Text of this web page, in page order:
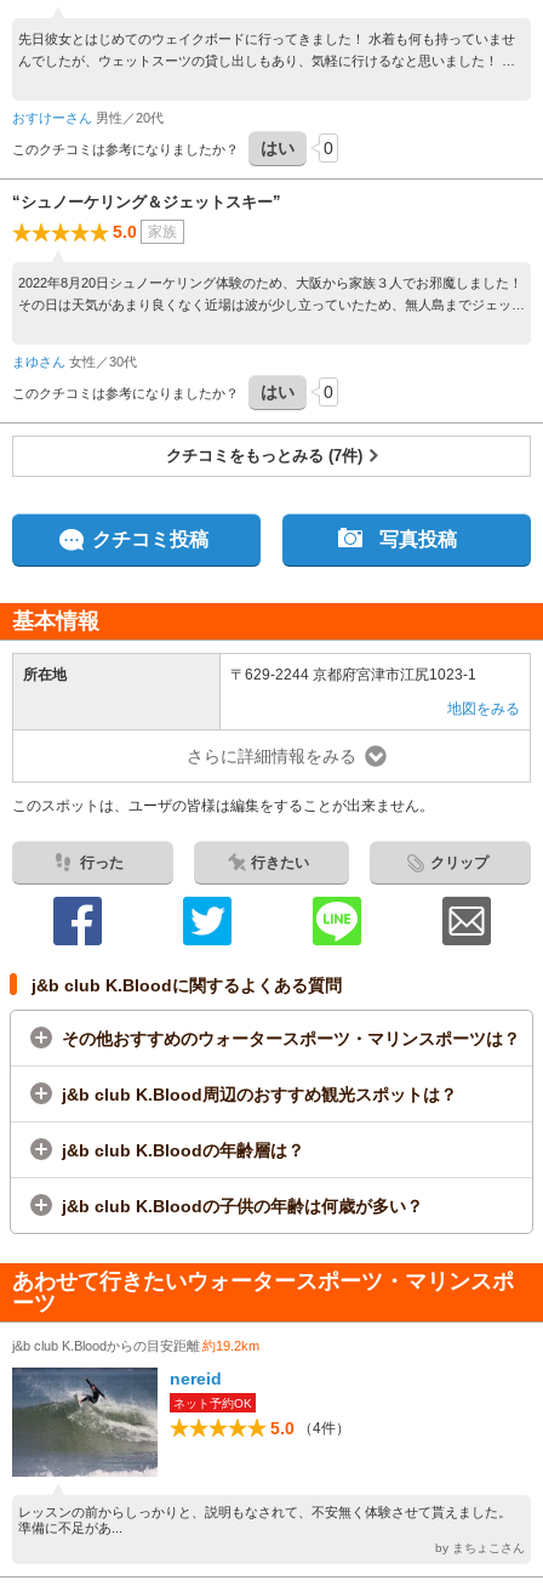
先日彼女とはじめてのウェイクボードに行ってきました！ 水着も何も持っていませ
んでしたが、ウェットスーツの貸し出しもあり、気軽に行けるなと思いました！ イ
ても楽しめましたし、良い思い出になりました^_^ また近くに行った時には、利用し
たいと思います！！
おすけーさん 男性／20代
このクチコミは参考になりましたか？ はい 0
“シュノーケリング＆ジェットスキー”
5.0 家族
2022年8月20日シュノーケリング体験のため、大阪から家族３人でお邪魔しました！
その日は天気があまり良くなく近場は波が少し立っていたため、無人島までジェット
が少し不安そうでしたが、丁寧に息の仕方や泳ぎ方等を教えていただき、やってみる
と全く問題なくスイスイ泳げていました！ 岩場にはお魚もたくさんいて、思ってい
た以上の感動を味わえました！ 体験中に動画や写真もたくさん撮ってくださって、
帰ってからも何度も見返しては余韻に浸っています！笑 私達家族にとって、最高の
夏の思い出となりました！ 担当してくださった方が、本当に優しくて面白くて、全
てが素晴らしかったです！ありがとうございます！ 来年の夏も絶対に伺いたいと思
まゆさん 女性／30代
このクチコミは参考になりましたか？ はい 0
クチコミをもっとみる (7件)
クチコミ投稿 写真投稿
基本情報
所在地
〒629-2244 京都府宮津市江尻1023-1
地図をみる
さらに詳細情報をみる
このスポットは、ユーザの皆様は編集をすることが出来ません。
行った 行きたい クリップ
j&b club K.Bloodに関するよくある質問
その他おすすめのウォータースポーツ・マリンスポーツは？
j&b club K.Blood周辺のおすすめ観光スポットは？
j&b club K.Bloodの年齢層は？
j&b club K.Bloodの子供の年齢は何歳が多い？
あわせて行きたいウォータースポーツ・マリンスポ
ーツ
j&b club K.Bloodからの目安距離約19.2km
nereid
ネット予約OK
5.0 （4件）
レッスンの前からしっかりと、説明もなされて、不安無く体験させて貰えました。
準備に不足があ...
by まちょこさん